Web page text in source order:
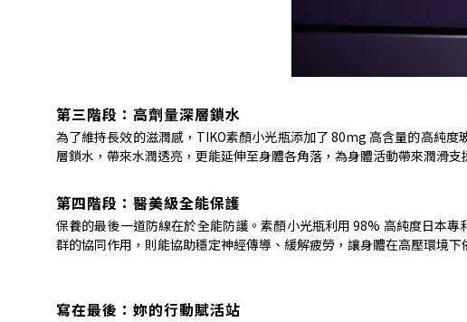
第三階段：高劑量深層鎖水
為了維持長效的滋潤感， TIKO素顏小光瓶添加了80mg 高含量的高純度
層鎖水，帶來水潤透亮，更能延伸至身體各角落，為身體活動帶來潤滑
第四階段：醫美級全能保護
保養的最後一道防線在於全能防護。素顏小光瓶利用 98% 高純度日本專
群的協同作用，則能協助穩定神經傳導、緩解疲勞，讓身體在高壓環境下
寫在最後：妳的行動賦活站